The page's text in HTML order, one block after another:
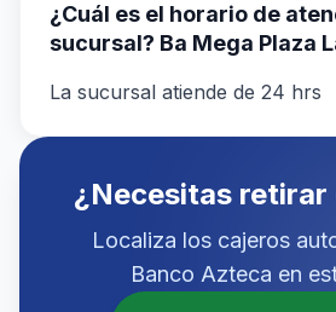
¿Cuál es el horario de
sucursal? Ba Mega Plaza
La sucursal atiende de 24 hrs
¿Necesitas
Localiza los cajeros
Banco Azteca en